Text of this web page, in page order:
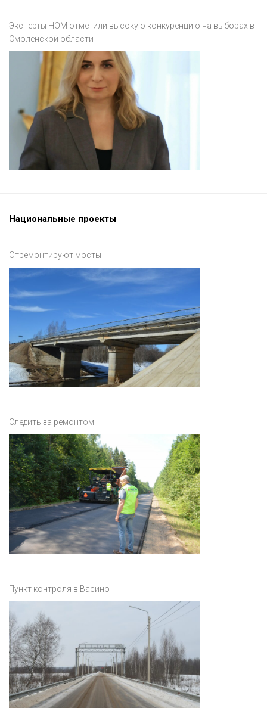
Эксперты НОМ отметили высокую конкуренцию на выборах в
Смоленской области
Национальные проекты
Отремонтируют мосты
Следить за ремонтом
Пункт контроля в Васино